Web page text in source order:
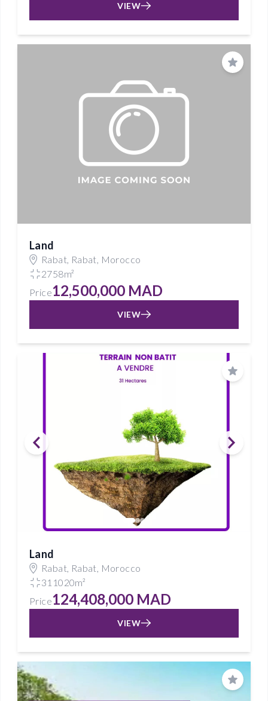
VIEW
Save
Land
Rabat, Rabat, Morocco
2758m²
Price12,500,000 MAD
VIEW
Save
Land
Rabat, Rabat, Morocco
311020m²
Price124,408,000 MAD
VIEW
Save